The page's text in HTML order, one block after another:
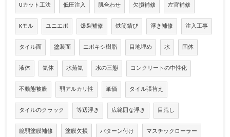
Uカット工法 低圧注入 肌合わせ 欠損補修 左官補修
Kモル ユニエポ 爆裂補修 鉄筋錆び 浮き補修 注入工事
タイル面 塗装面 エポキシ樹脂 目地埋め 水 固体
液体 気体 水蒸気 水の三態 コンクリートの中性化
不動態被膜 弱アルカリ性 単価 タイル張替え
タイルのクラック 等辺浮き 広範囲な浮き 目荒し
脆弱塗膜補修 塗膜欠損 パターン付け マスチックローラー